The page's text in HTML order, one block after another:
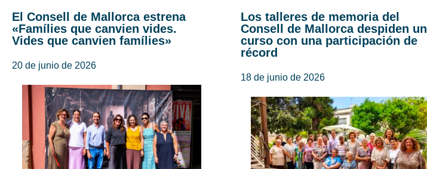
El Consell de Mallorca estrena
«Famílies que canvien vides.
Vides que canvien famílies»
20 de junio de 2026
Los talleres de memoria del
Consell de Mallorca despiden un
curso con una participación de
récord
18 de junio de 2026